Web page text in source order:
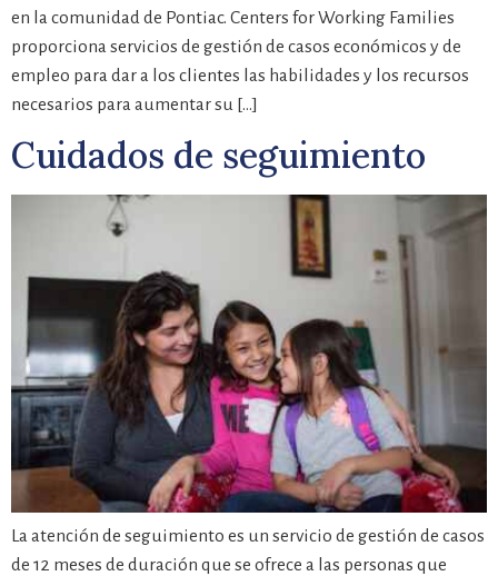
en la comunidad de Pontiac. Centers for Working Families
proporciona servicios de gestión de casos económicos y de
empleo para dar a los clientes las habilidades y los recursos
necesarios para aumentar su […]
Cuidados de seguimiento
La atención de seguimiento es un servicio de gestión de casos
de 12 meses de duración que se ofrece a las personas que